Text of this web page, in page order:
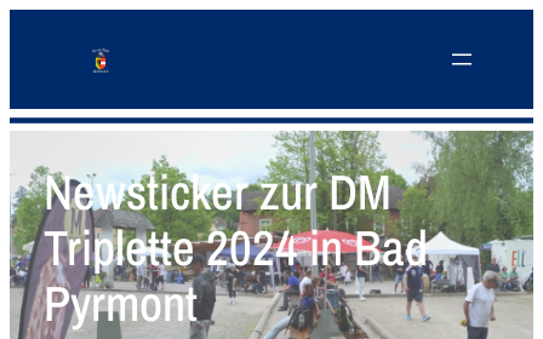
Newsticker zur DM
Triplette 2024 in Bad
Pyrmont